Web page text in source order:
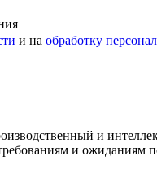
и на обработку
и
и ожиданиям